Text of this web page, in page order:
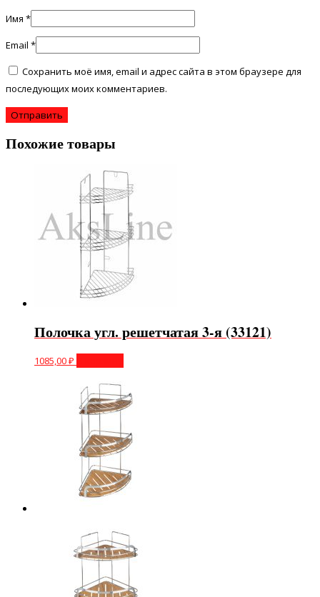
Имя *
Email *
Сохранить моё имя, email и адрес сайта в этом браузере для
последующих моих комментариев.
Похожие товары
Полочка угл. решетчатая 3-я (33121)
1085,00₽